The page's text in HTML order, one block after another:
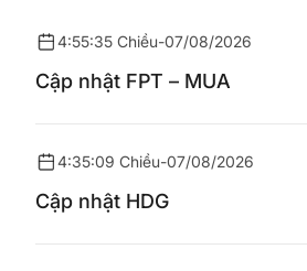
4:55:35 Chiều-07/08/2026
Cập nhật FPT – MUA
4:35:09 Chiều-07/08/2026
Cập nhật HDG